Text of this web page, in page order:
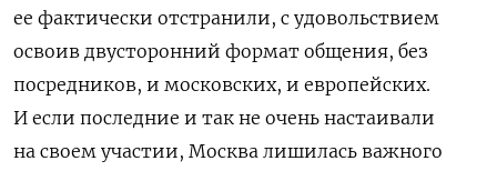
ее фактически отстранили, с удовольствием
освоив двусторонний формат общения, без
посредников, и московских, и европейских.
И если последние и так не очень настаивали
на своем участии, Москва лишилась важного